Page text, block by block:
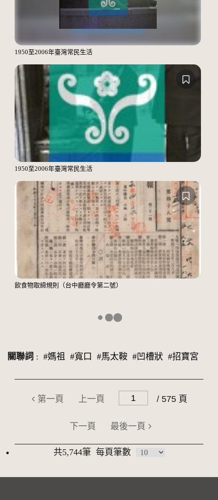
1950至2006年臺灣常民生活
1950至2006年臺灣常民生活
飲食物取締規則（台中廳廳令第二號）
關聯詞 : #媽祖 #寬口 #馬太鞍 #凹槽狀 #招寶宮
第一頁 上一頁 / 575 頁
下一頁 最後一頁
共5,744筆 每頁筆數